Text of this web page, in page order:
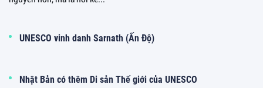
2 ngày trước
nghĩa vụ tài chính đất đai hơn 17.569 tỷ